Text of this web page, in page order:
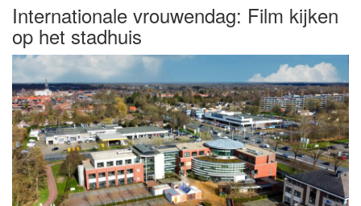
Internationale vrouwendag: Film kijken
op het stadhuis